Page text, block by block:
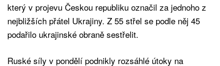
který v projevu Českou republiku označil za jednoho z
nejbližších přátel Ukrajiny. Z 55 střel se podle něj 45
podařilo ukrajinské obraně sestřelit.
Ruské síly v pondělí podnikly rozsáhlé útoky na